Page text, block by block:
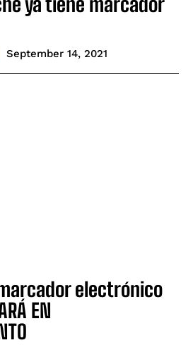
September 14, 2021
marcador electrónico
EN